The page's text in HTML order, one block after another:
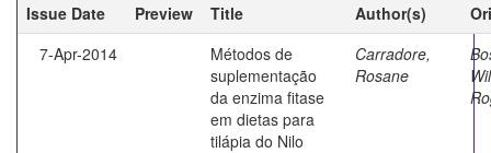
Issue Date
Preview Title Author(s)
7-Apr-2014
Métodos de
suplementação
da enzima fitase
em dietas para
tilápia do Nilo
Carradore,
Rosane